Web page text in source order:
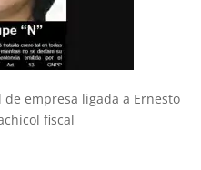
de empresa ligada a Ernesto
fiscal